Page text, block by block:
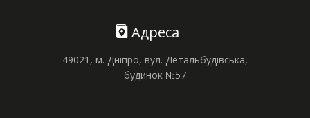
Адреса
49021, м. Дніпро, вул. Детальбудівська,
будинок №57